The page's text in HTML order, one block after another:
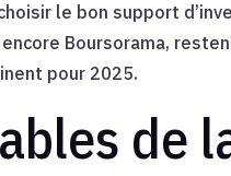
le bon support
Boursorama,
pour 2025.
de